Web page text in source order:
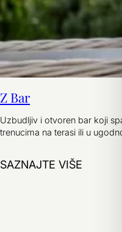
Z Bar
Uzbudljiv i otvoren bar koji
trenucima na terasi ili u
SAZNAJTE VIŠE